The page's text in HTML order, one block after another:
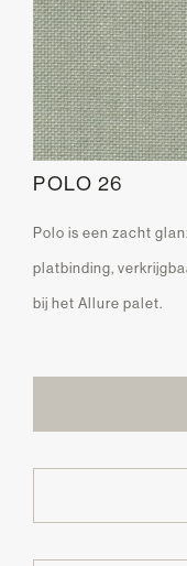
POLO 26
Polo is een zacht
platbinding,
bij het Allure palet.